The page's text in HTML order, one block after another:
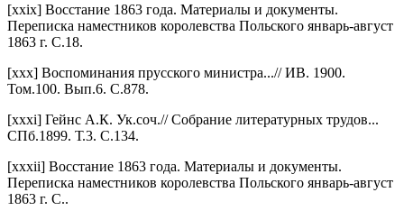
[xxix] Восстание 1863 года. Материалы и документы.
Переписка наместников королевства Польского январь-август
1863 г. С.18.
[xxx] Воспоминания прусского министра...// ИВ. 1900.
Том.100. Вып.6. С.878.
[xxxi] Гейнс А.К. Ук.соч.// Собрание литературных трудов...
СПб.1899. Т.3. С.134.
[xxxii] Восстание 1863 года. Материалы и документы.
Переписка наместников королевства Польского январь-август
1863 г. С..